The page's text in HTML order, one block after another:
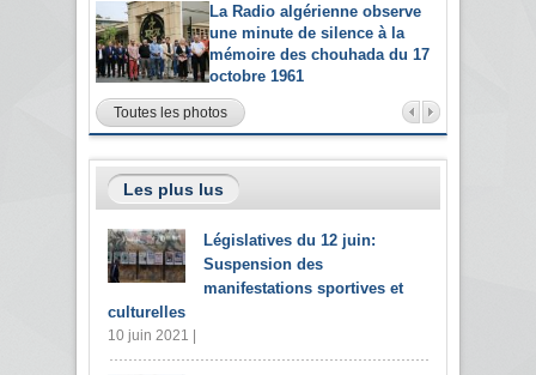
La Radio algérienne observe
une minute de silence à la
mémoire des chouhada du 17
octobre 1961
Toutes les photos
Les plus lus
Législatives du 12 juin:
Suspension des
manifestations sportives et
culturelles
10 juin 2021 |